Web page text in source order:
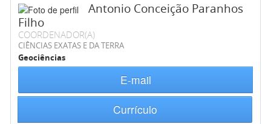
Antonio Conceição Paranhos
Filho
COORDENADOR(A)
CIÊNCIAS EXATAS E DA TERRA
Geociências
E-mail
Currículo